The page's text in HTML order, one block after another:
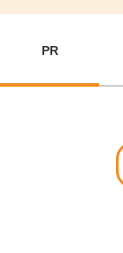
PR